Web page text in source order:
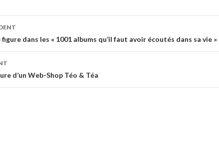
dans les « 1001 albums qu’il faut avoir écoutés dans sa vie »
d’un Web-Shop Téo & Téa